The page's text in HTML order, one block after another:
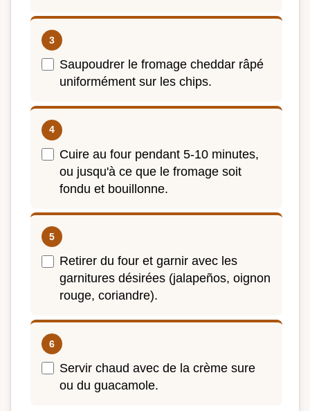
Saupoudrer le fromage cheddar râpé
uniformément sur les chips.
Cuire au four pendant 5-10 minutes,
ou jusqu'à ce que le fromage soit
fondu et bouillonne.
Retirer du four et garnir avec les
garnitures désirées (jalapeños, oignon
rouge, coriandre).
Servir chaud avec de la crème sure
ou du guacamole.